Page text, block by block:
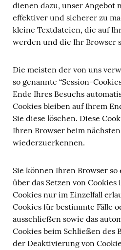
dienen dazu, unser Angebot
effektiver und sicherer zu
kleine Textdateien, die auf
werden und die Ihr Browser
Die meisten der von uns
so genannte “Session-
Ende Ihres Besuchs
Cookies bleiben auf Ihrem
Sie diese löschen. Diese
Ihren Browser beim
wiederzuerkennen.
Sie können Ihren Browser so
über das Setzen von
Cookies nur im Einzelfall
Cookies für bestimmte Fälle
ausschließen sowie das
Cookies beim Schließen des
der Deaktivierung von